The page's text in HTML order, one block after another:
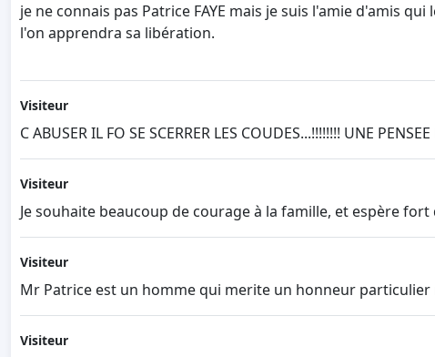
je ne connais pas Patrice FAYE mais je suis l'amie d'amis
l'on apprendra sa libération.
Visiteur
C ABUSER IL FO SE SCERRER LES COUDES...!!!!!!!! UNE
Visiteur
Je souhaite beaucoup de courage à la famille, et espère
Visiteur
Mr Patrice est un homme qui merite un honneur
Visiteur